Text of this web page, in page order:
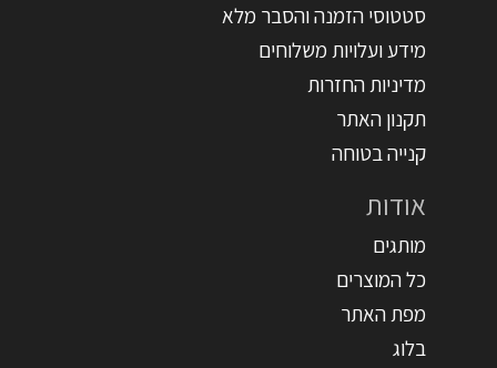
סטטוסי הזמנה והסבר מלא
מידע ועלויות משלוחים
מדיניות החזרות
תקנון האתר
קנייה בטוחה
אודות
מותגים
כל המוצרים
מפת האתר
בלוג